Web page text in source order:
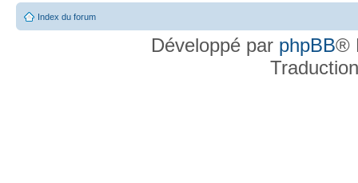
Index du forum
Développé par phpBB®